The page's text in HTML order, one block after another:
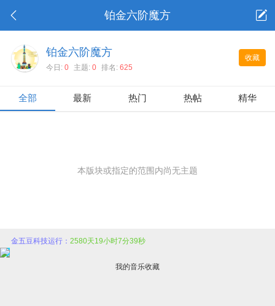
铂金六阶魔方
收藏
铂金六阶魔方
今日: 0 主题: 0 排名: 625
全部 最新 热门 热帖 精华
本版块或指定的范围内尚无主题
金五豆科技运行： 2580天19小时7分40秒
我的音乐收藏